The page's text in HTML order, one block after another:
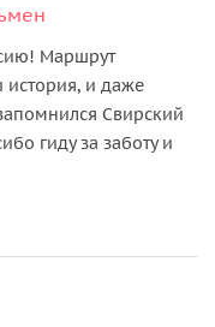
Маршрут
и даже
Свирский
гиду за заботу и